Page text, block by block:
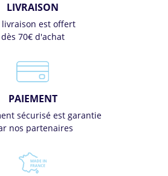
LIVRAISON
livraison est offert
dès 70€ d'achat
PAIEMENT
sécurisé est garantie
nos partenaires